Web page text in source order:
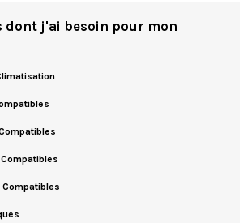
dont j'ai besoin pour mon